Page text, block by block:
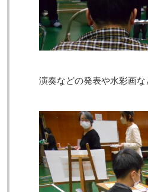
演奏などの発表や水彩画